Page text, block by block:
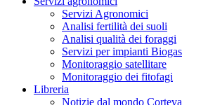
Servizi Agronomici
Analisi fertilità dei suoli
Analisi qualità dei foraggi
Servizi per impianti Biogas
Monitoraggio satellitare
Monitoraggio dei fitofagi
Libreria
Notizie dal mondo Corteva